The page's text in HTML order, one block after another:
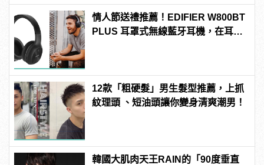
情人節送禮推薦！EDIFIER W800BT
PLUS 耳罩式無線藍牙耳機，在耳邊
12款「粗硬髮」男生髮型推薦，上抓
紋理頭 、短油頭讓你變身清爽潮男！
韓國大肌肉天王RAIN的「90度垂直